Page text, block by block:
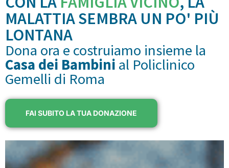
MALATTIA SEMBRA UN PO' PIÙ
LONTANA
Dona ora e costruiamo insieme la
Casa dei Bambini al Policlinico
Gemelli di Roma
FAI SUBITO LA TUA DONAZIONE